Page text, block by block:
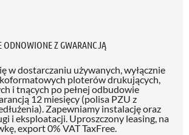
ODNOWIONE Z GWARANCJĄ
w dostarczaniu używanych, wyłącznie
ploterów drukujących,
i tnących po pełnej odbudowie
12 miesięcy (polisa PZU z
. Zapewniamy instalację oraz
i eksploatacji. Uproszczony leasing, na
export 0% VAT TaxFree.